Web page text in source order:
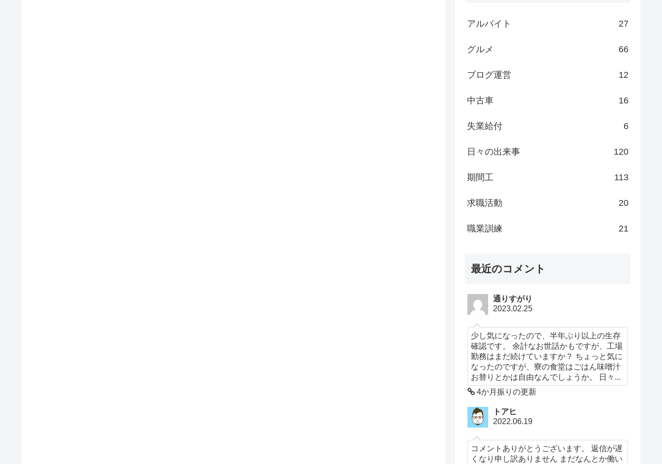
アルバイト 27
グルメ 66
ブログ運営 12
中古車 16
失業給付 6
日々の出来事 120
期間工 113
求職活動 20
職業訓練 21
最近のコメント
通りすがり
2023.02.25
少し気になったので、半年ぶり以上の生存
確認です。 余計なお世話かもですが、工場
勤務はまだ続けていますか？ ちょっと気に
なったのですが、寮の食堂はごはん味噌汁
お替りとかは自由なんでしょうか。 日々...
4か月振りの更新
トアヒ
2022.06.19
コメントありがとうございます。 返信が遅
くなり申し訳ありません まだなんとか働い